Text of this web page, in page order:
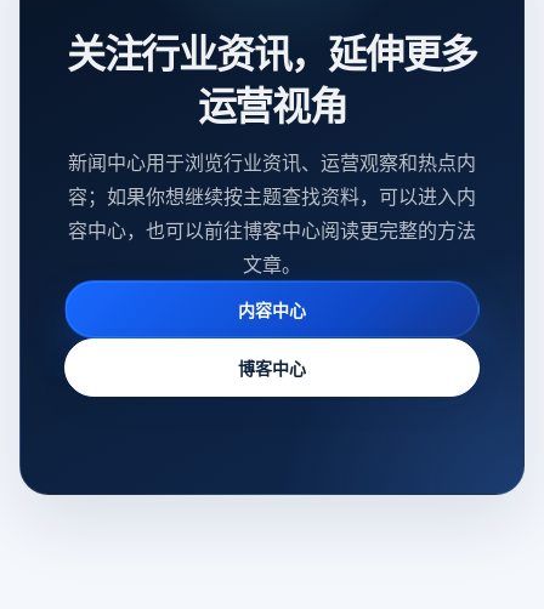
关注行业资讯，延伸更多
运营视角
新闻中心用于浏览行业资讯、运营观察和热点内
容；如果你想继续按主题查找资料，可以进入内
容中心，也可以前往博客中心阅读更完整的方法
文章。
内容中心
博客中心